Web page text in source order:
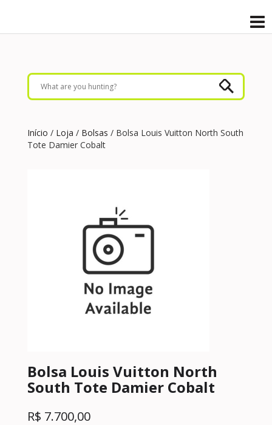
Início / Loja / Bolsas / Bolsa Louis Vuitton North South
Tote Damier Cobalt
Bolsa Louis Vuitton North
South Tote Damier Cobalt
R$ 7.700,00